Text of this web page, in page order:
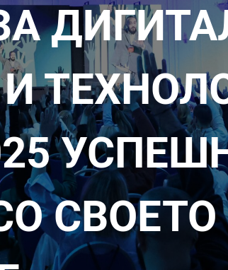
СВОЕТО